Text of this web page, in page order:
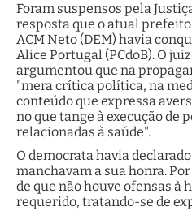
Foram suspensos pela
resposta que o atual
ACM Neto (DEM) havia
Alice Portugal (PCdoB). O
argumentou que na
"mera crítica política, na
conteúdo que expressa
no que tange à execução de
relacionadas à saúde".
O democrata havia
manchavam a sua honra.
de que não houve ofensas à
requerido, tratando-se de